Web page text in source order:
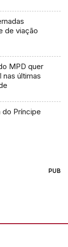
de viação
MPD quer
nas últimas
do Príncipe
PUB